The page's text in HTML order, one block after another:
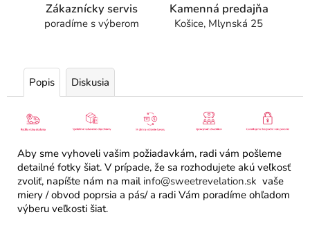
Zákaznícky servis
poradíme s výberom
Kamenná predajňa
Košice, Mlynská 25
Popis Diskusia
Aby sme vyhoveli vašim požiadavkám, radi vám pošleme
detailné fotky šiat. V prípade, že sa rozhodujete akú veľkosť
zvoliť, napíšte nám na mail info@sweetrevelation.sk vaše
miery / obvod poprsia a pás/ a radi Vám poradíme ohľadom
výberu veľkosti šiat.